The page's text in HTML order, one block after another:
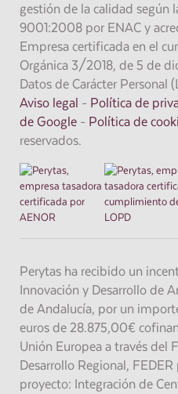
gestión de la calidad según
9001:2008 por ENAC y
Empresa certificada en el
Orgánica 3/2018, de 5 de
Datos de Carácter Personal
Aviso legal - Política de
de Google- Política de
reservados.
Perytas ha recibido un
Innovación y Desarrollo de
de Andalucía, por un
euros de 28.875,00€
Unión Europea a través del
Desarrollo Regional,
proyecto: Integración de